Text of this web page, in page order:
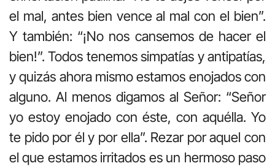
el mal, antes bien vence al mal con el bien”.
Y también: “¡No nos cansemos de hacer el
bien!”. Todos tenemos simpatías y antipatías,
y quizás ahora mismo estamos enojados con
alguno. Al menos digamos al Señor: “Señor
yo estoy enojado con éste, con aquélla. Yo
te pido por él y por ella”. Rezar por aquel con
el que estamos irritados es un hermoso paso